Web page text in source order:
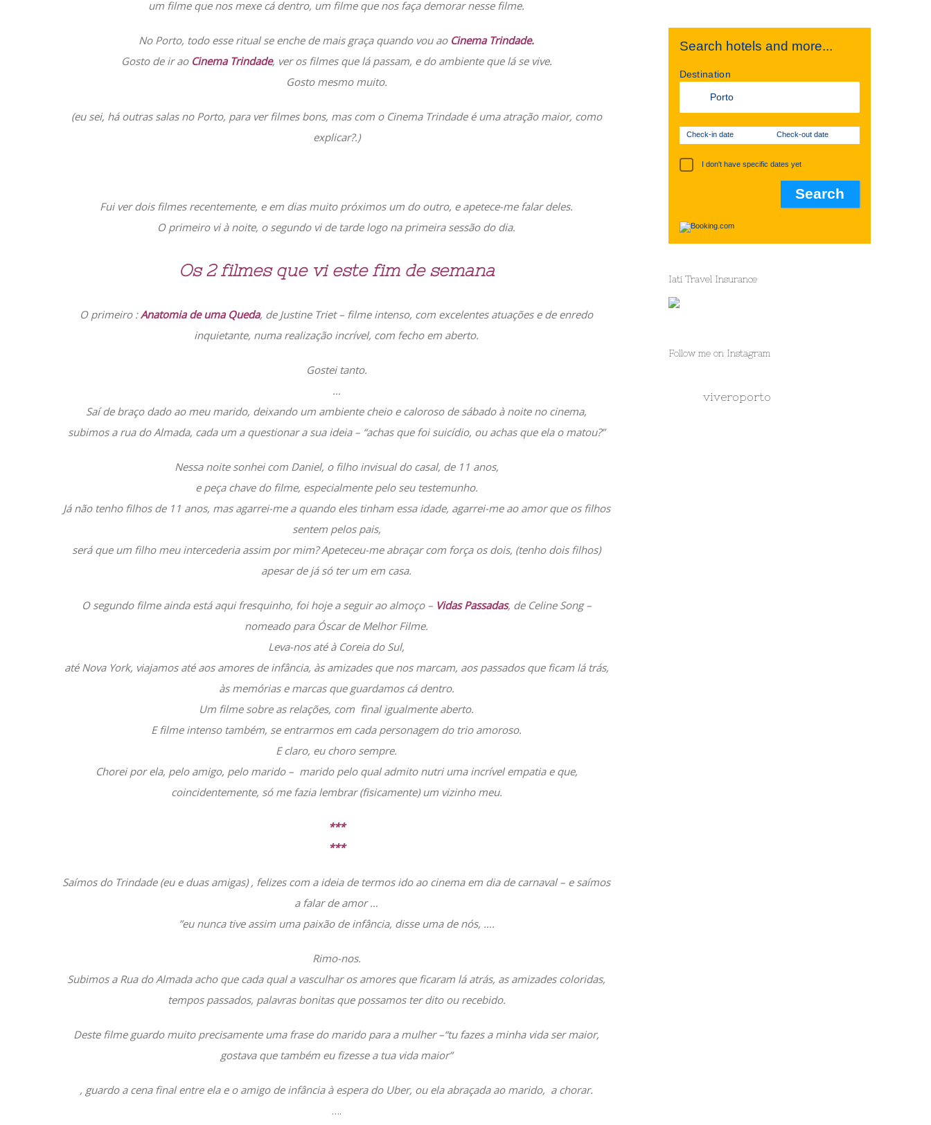
um filme que nos mexe cá dentro, um filme que nos faça demorar nesse filme.
No Porto, todo esse ritual se enche de mais graça quando vou ao Cinema Trindade.
Gosto de ir ao Cinema Trindade, ver os filmes que lá passam, e do ambiente que lá se vive.
Gosto mesmo muito.
(eu sei, há outras salas no Porto, para ver filmes bons, mas com o Cinema Trindade é uma atração maior, como
explicar?.)
Fui ver dois filmes recentemente, e em dias muito próximos um do outro, e apetece-me falar deles.
O primeiro vi à noite, o segundo vi de tarde logo na primeira sessão do dia.
Os 2 filmes que vi este fim de semana
O primeiro :Anatomia de uma Queda, de Justine Triet – filme intenso, com excelentes atuações e de enredo
inquietante, numa realização incrível, com fecho em aberto.
Gostei tanto.
…
Saí de braço dado ao meu marido, deixando um ambiente cheio e caloroso de sábado à noite no cinema,
subimos a rua do Almada, cada um a questionar a sua ideia – “achas que foi suicídio, ou achas que ela o matou?”
Nessa noite sonhei com Daniel, o filho invisual do casal, de 11 anos,
e peça chave do filme, especialmente pelo seu testemunho.
Já não tenho filhos de 11 anos, mas agarrei-me a quando eles tinham essa idade, agarrei-me ao amor que os filhos
sentem pelos pais,
será que um filho meu intercederia assim por mim? Apeteceu-me abraçar com força os dois, (tenho dois filhos)
apesar de já só ter um em casa.
O segundo filme ainda está aqui fresquinho, foi hoje a seguir ao almoço – Vidas Passadas, de Celine Song –
nomeado para Óscar de Melhor Filme.
Leva-nos até à Coreia do Sul,
até Nova York, viajamos até aos amores de infância, às amizades que nos marcam, aos passados que ficam lá trás,
às memórias e marcas que guardamos cá dentro.
Um filme sobre as relações, com final igualmente aberto.
E filme intenso também, se entrarmos em cada personagem do trio amoroso.
E claro, eu choro sempre.
Chorei por ela, pelo amigo, pelo marido – marido pelo qual admito nutri uma incrível empatia e que,
coincidentemente, só me fazia lembrar (fisicamente) um vizinho meu.
***
***
Saímos do Trindade (eu e duas amigas) , felizes com a ideia de termos ido ao cinema em dia de carnaval – e saímos
a falar de amor …
”eu nunca tive assim uma paixão de infância, disse uma de nós, ….
Rimo-nos.
Subimos a Rua do Almada acho que cada qual a vasculhar os amores que ficaram lá atrás, as amizades coloridas,
tempos passados, palavras bonitas que possamos ter dito ou recebido.
Deste filme guardo muito precisamente uma frase do marido para a mulher –“tu fazes a minha vida ser maior,
gostava que também eu fizesse a tua vida maior”
, guardo a cena final entre ela e o amigo de infância à espera do Uber, ou ela abraçada ao marido, a chorar.
….
Search hotels and more...
Destination
Check-in date Check-out date
I don't have specific dates yet
Iati Travel Insurance
Follow me on Instagram
viveroporto